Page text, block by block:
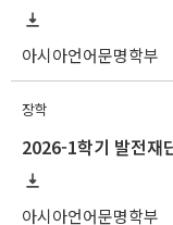
아시아언어문명학부
장학
아시아언어문명학부